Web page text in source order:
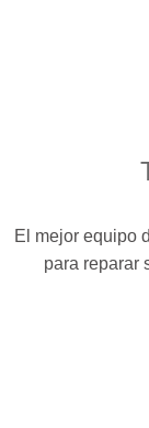
El mejor equipo
para reparar